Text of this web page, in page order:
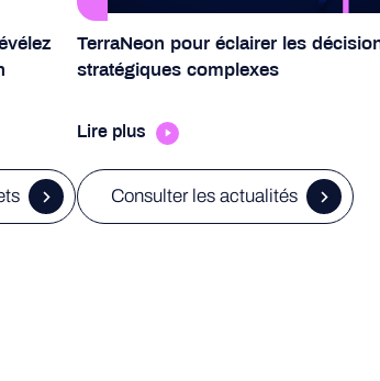
TerraNeon pour éclairer les
stratégiques complexes
Lire plus
Consulter les actualités